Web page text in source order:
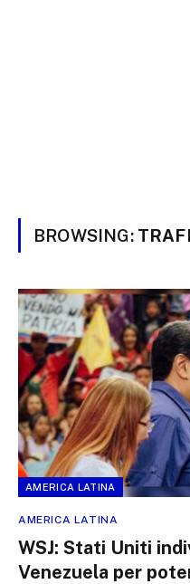
BROWSING:
AMERICA LATINA
AMERICA LATINA
WSJ: Stati Uniti
Venezuela per